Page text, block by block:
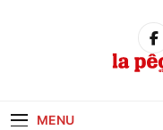
MENU